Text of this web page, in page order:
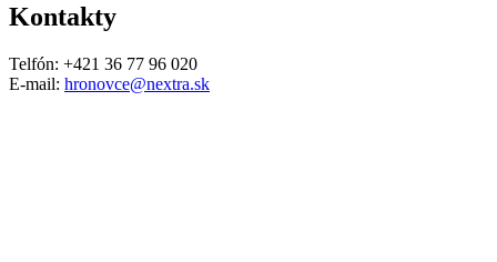
Kontakty
Telfón: +421 36 77 96 020
E-mail: hronovce@nextra.sk